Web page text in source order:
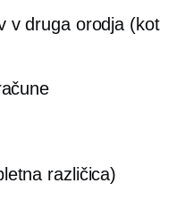
v druga orodja (kot
različica)